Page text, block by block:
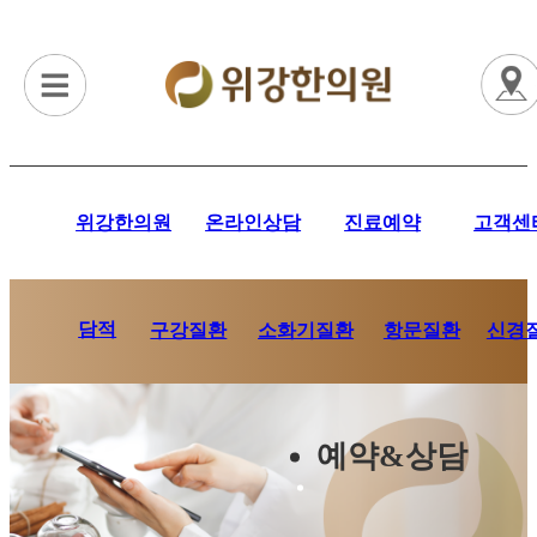
위강한의원 온라인상담 진료예약 고객센
담적 구강질환 소화기질환 항문질환 신경
예약&상담